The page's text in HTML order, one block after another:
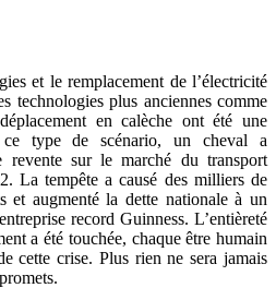
et le remplacement de l’électricité
technologies plus anciennes comme
en calèche ont été une
ce type de scénario, un cheval a
revente sur le marché du transport
La tempête a causé des milliers de
et augmenté la dette nationale à un
record Guinness. L’entièreté
a été touchée, chaque être humain
cette crise. Plus rien ne sera jamais